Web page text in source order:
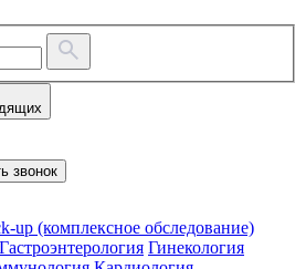
звонок
up (комплексное обследование)
Гастроэнтерология Гинекология